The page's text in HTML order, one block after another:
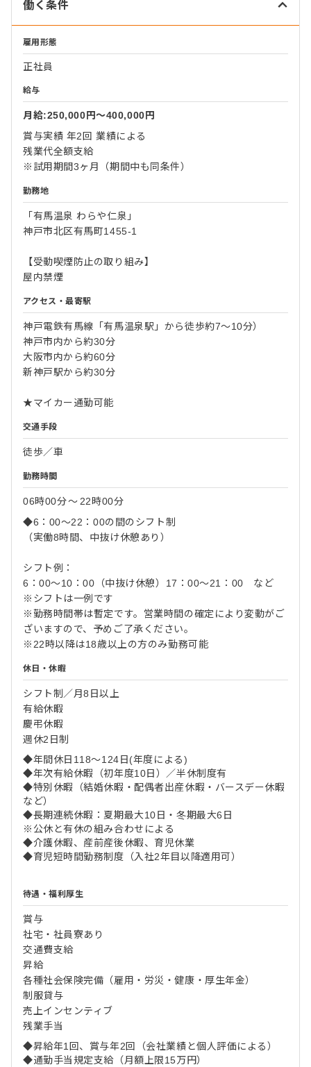
働く条件
雇用形態
正社員
給与
月給:250,000円〜400,000円
賞与実績 年2回 業績による
残業代全額支給
※試用期間3ヶ月（期間中も同条件）
勤務地
「有馬温泉 わらや仁泉」
神戸市北区有馬町1455-1
【受動喫煙防止の取り組み】
屋内禁煙
アクセス・最寄駅
神戸電鉄有馬線「有馬温泉駅」から徒歩約7〜10分）
神戸市内から約30分
大阪市内から約60分
新神戸駅から約30分
★マイカー通勤可能
交通手段
徒歩／車
勤務時間
06時00分〜22時00分
◆6：00～22：00の間のシフト制
（実働8時間、中抜け休憩あり）
シフト例：
6：00～10：00（中抜け休憩）17：00～21：00 など
※シフトは一例です
※勤務時間帯は暫定です。営業時間の確定により変動がご
ざいますので、予めご了承ください。
※22時以降は18歳以上の方のみ勤務可能
休日・休暇
シフト制／月8日以上
有給休暇
慶弔休暇
週休2日制
◆年間休日118～124日(年度による)
◆年次有給休暇（初年度10日）／半休制度有
◆特別休暇（結婚休暇・配偶者出産休暇・バースデー休暇
など）
◆長期連続休暇：夏期最大10日・冬期最大6日
※公休と有休の組み合わせによる
◆介護休暇、産前産後休暇、育児休業
◆育児短時間勤務制度（入社2年目以降適用可）
待遇・福利厚生
賞与
社宅・社員寮あり
交通費支給
昇給
各種社会保険完備（雇用・労災・健康・厚生年金）
制服貸与
売上インセンティブ
残業手当
◆昇給年1回、賞与年2回（会社業績と個人評価による）
◆通勤手当規定支給（月額上限15万円）